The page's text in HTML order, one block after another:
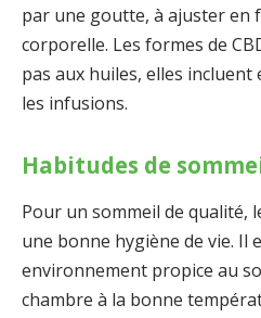
par une goutte, à ajuster en
corporelle. Les formes de
pas aux huiles, elles
les infusions.
Habitudes de
Pour un sommeil de qualité,
une bonne hygiène de vie. Il
environnement propice au
chambre à la bonne